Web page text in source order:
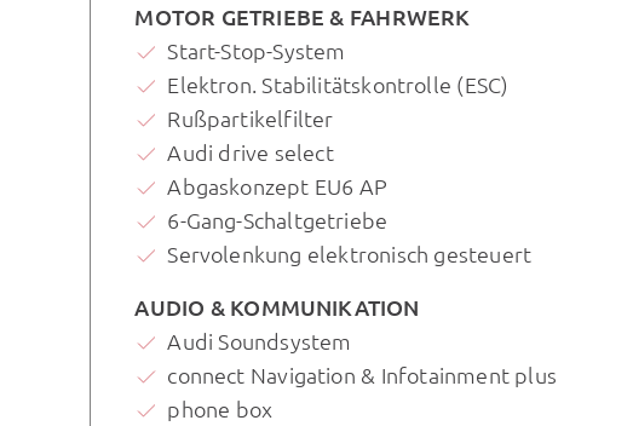
MOTOR GETRIEBE & FAHRWERK
Start-Stop-System
Elektron. Stabilitätskontrolle (ESC)
Rußpartikelfilter
Audi drive select
Abgaskonzept EU6 AP
6-Gang-Schaltgetriebe
Servolenkung elektronisch gesteuert
AUDIO & KOMMUNIKATION
Audi Soundsystem
connect Navigation & Infotainment plus
phone box